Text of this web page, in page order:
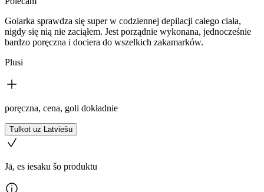
Golarka sprawdza się super w codziennej depilacji całego ciała,
nigdy się nią nie zaciąłem. Jest porządnie wykonana, jednocześnie
bardzo poręczna i dociera do wszelkich zakamarków.
Plusi
poręczna, cena, goli dokładnie
Tulkot uz Latviešu
Jā, es iesaku šo produktu